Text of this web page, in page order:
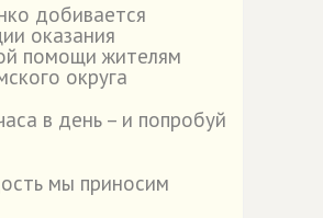
добивается
оказания
помощи жителям
округа
в день – и попробуй
мы приносим